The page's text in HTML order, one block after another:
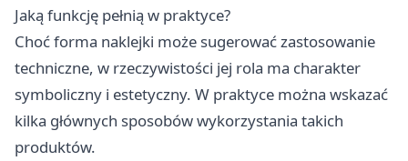
Jaką funkcję pełnią w praktyce?
Choć forma naklejki może sugerować zastosowanie
techniczne, w rzeczywistości jej rola ma charakter
symboliczny i estetyczny. W praktyce można wskazać
kilka głównych sposobów wykorzystania takich
produktów.